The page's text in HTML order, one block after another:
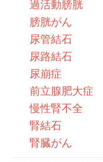
過活動膀胱
膀胱がん
尿管結石
尿路結石
尿崩症
前立腺肥大症
慢性腎不全
腎結石
腎臓がん